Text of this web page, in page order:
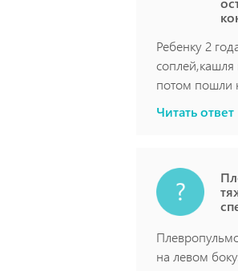
Ребенку 2
соплей,кашля
потом пошли
Читать ответ
на левом